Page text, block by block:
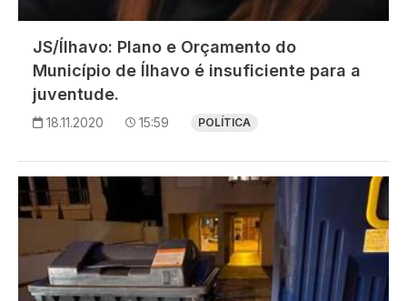
JS/Ílhavo: Plano e Orçamento do
Município de Ílhavo é insuficiente para a
juventude.
18.11.2020 15:59 POLÍTICA
Imagem